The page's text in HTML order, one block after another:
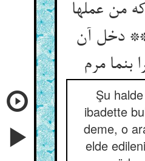
من عملها
دخل آن
بنما مرم‏
Şu
ibadette
deme, o
elde